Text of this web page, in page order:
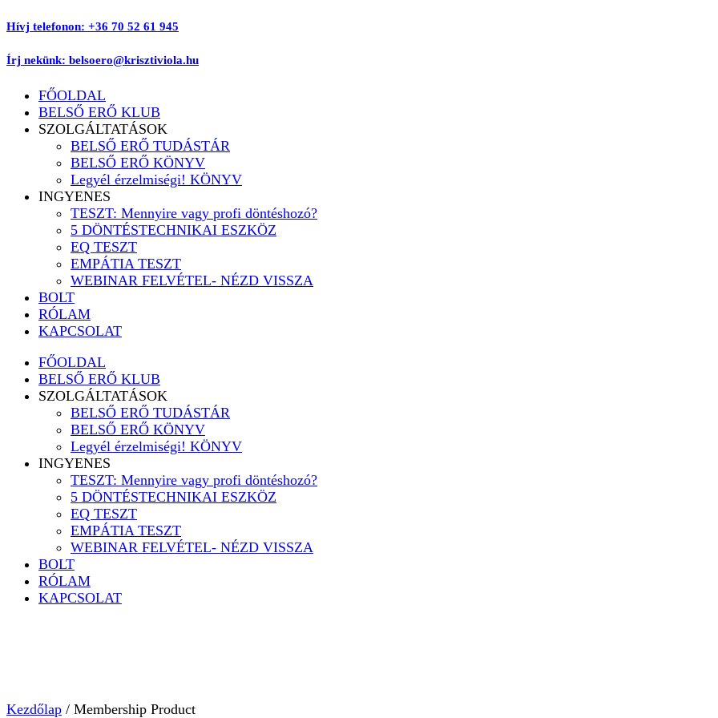
Ugrás
tartalomhoz
Hívj telefonon: +36 70 52 61 945
Írj nekünk: belsoero@krisztiviola.hu
FŐOLDAL
BELSŐ ERŐ KLUB
SZOLGÁLTATÁSOK
BELSŐ ERŐ TUDÁSTÁR
BELSŐ ERŐ KÖNYV
Legyél érzelmiségi! KÖNYV
INGYENES
TESZT: Mennyire vagy profi döntéshozó?
5 DÖNTÉSTECHNIKAI ESZKÖZ
EQ TESZT
EMPÁTIA TESZT
WEBINAR FELVÉTEL- NÉZD VISSZA
BOLT
RÓLAM
KAPCSOLAT
FŐOLDAL
BELSŐ ERŐ KLUB
SZOLGÁLTATÁSOK
BELSŐ ERŐ TUDÁSTÁR
BELSŐ ERŐ KÖNYV
Legyél érzelmiségi! KÖNYV
INGYENES
TESZT: Mennyire vagy profi döntéshozó?
5 DÖNTÉSTECHNIKAI ESZKÖZ
EQ TESZT
EMPÁTIA TESZT
WEBINAR FELVÉTEL- NÉZD VISSZA
BOLT
RÓLAM
KAPCSOLAT
Kezdőlap / Membership Product